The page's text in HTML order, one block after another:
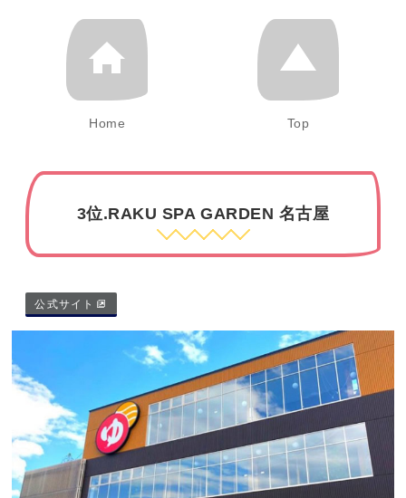
Home Top
3位.RAKU SPA GARDEN 名古屋
公式サイト